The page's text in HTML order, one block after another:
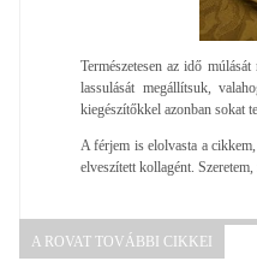
Természetesen az idő
lassulását megállítsuk,
kiegészítőkkel azonban sokat
A férjem is elolvasta a
elveszített kollagént.
A ROVAT TOVÁBBI CIKKEI